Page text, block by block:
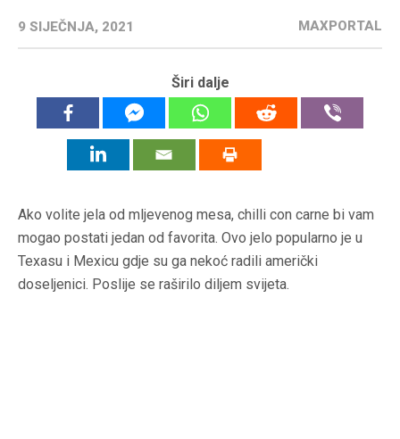
9 SIJEČNJA, 2021 MAXPORTAL
Širi dalje
Ako volite jela od mljevenog mesa, chilli con carne bi vam
mogao postati jedan od favorita. Ovo jelo popularno je u
Texasu i Mexicu gdje su ga nekoć radili američki
doseljenici. Poslije se raširilo diljem svijeta.